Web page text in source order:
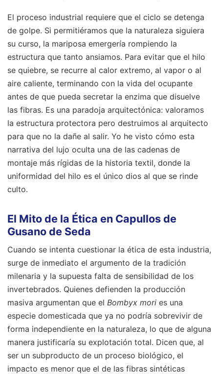
El proceso industrial requiere que el ciclo se detenga
de golpe. Si permitiéramos que la naturaleza siguiera
su curso, la mariposa emergería rompiendo la
estructura que tanto ansiamos. Para evitar que el hilo
se quiebre, se recurre al calor extremo, al vapor o al
aire caliente, terminando con la vida del ocupante
antes de que pueda secretar la enzima que disuelve
las fibras. Es una paradoja arquitectónica: valoramos
la estructura protectora pero destruimos al arquitecto
para que no la dañe al salir. Yo he visto cómo esta
narrativa del lujo oculta una de las cadenas de
montaje más rígidas de la historia textil, donde la
uniformidad del hilo es el único dios al que se rinde
culto.
El Mito de la Ética en Capullos de
Gusano de Seda
Cuando se intenta cuestionar la ética de esta industria,
surge de inmediato el argumento de la tradición
milenaria y la supuesta falta de sensibilidad de los
invertebrados. Quienes defienden la producción
masiva argumentan que el Bombyx mori es una
especie domesticada que ya no podría sobrevivir de
forma independiente en la naturaleza, lo que de alguna
manera justificaría su explotación total. Dicen que, al
ser un subproducto de un proceso biológico, el
impacto es menor que el de las fibras sintéticas